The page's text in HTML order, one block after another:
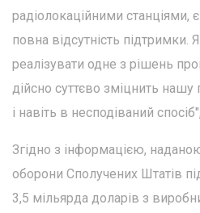
радіолокаційними станціями,
повна відсутність підтримки.
реалізувати одне з рішень
дійсно суттєво зміцнить нашу
і навіть в несподіваний
Згідно з інформацією,
оборони Сполучених Штатів
3,5 мільярда доларів з